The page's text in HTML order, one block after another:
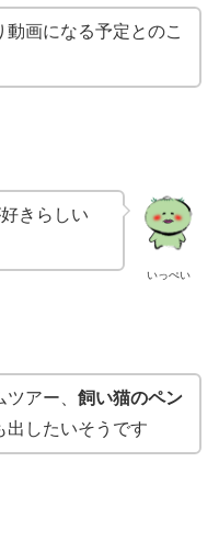
動画になる予定とのこ
いっぺい
きらしい
アー、 飼い猫のペン
出したいそうです